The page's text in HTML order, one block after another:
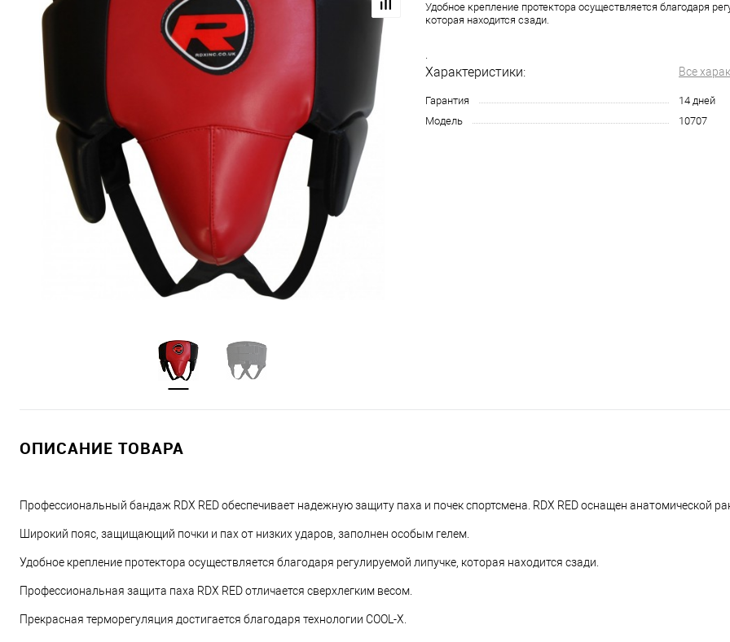
Удобное крепление протектора осуществляется благодаря
которая находится сзади.
Характеристики: Все
Гарантия
14 дней
Модель
10707
ОПИСАНИЕ ТОВАРА
Профессиональный бандаж RDX RED обеспечивает надежную защиту паха и почек спортсмена. RDX RED оснащен анатомической
Широкий пояс, защищающий почки и пах от низких ударов, заполнен особым гелем.
Удобное крепление протектора осуществляется благодаря регулируемой липучке, которая находится сзади.
Профессиональная защита паха RDX RED отличается сверхлегким весом.
Прекрасная терморегуляция достигается благодаря технологии COOL-X.